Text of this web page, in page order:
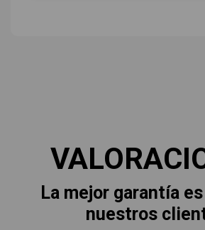
La mejor garantía
nuestros